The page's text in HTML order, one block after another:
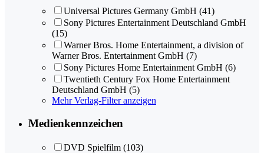
Universal Pictures Germany GmbH (41)
Sony Pictures Entertainment Deutschland GmbH
(15)
Warner Bros. Home Entertainment, a division of
Warner Bros. Entertainment GmbH (7)
Sony Pictures Home Entertainment GmbH (6)
Twentieth Century Fox Home Entertainment
Deutschland GmbH (5)
Mehr Verlag-Filter anzeigen
Medienkennzeichen
DVD Spielfilm (103)